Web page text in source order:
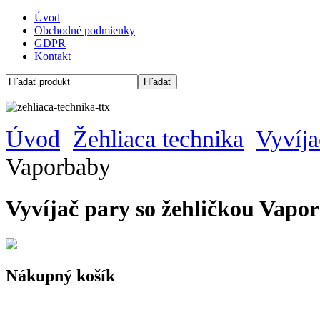
Úvod
Obchodné podmienky
GDPR
Kontakt
Úvod Žehliaca technika
Vaporbaby
Vyvíjač pary so žehličkou
Nákupný košík